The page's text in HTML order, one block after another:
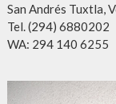
San Andrés Tuxtla,
Tel. (294) 6880202
WA: 294 140 6255